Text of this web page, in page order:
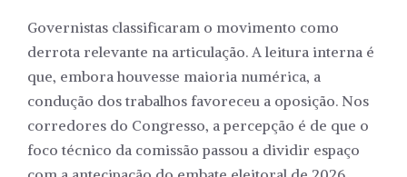
Governistas classificaram o movimento como
derrota relevante na articulação. A leitura interna é
que, embora houvesse maioria numérica, a
condução dos trabalhos favoreceu a oposição. Nos
corredores do Congresso, a percepção é de que o
foco técnico da comissão passou a dividir espaço